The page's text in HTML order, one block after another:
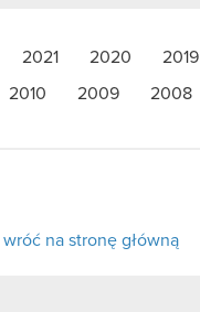
2021 2020 2019
2010 2009 2008
wróć na stronę główną